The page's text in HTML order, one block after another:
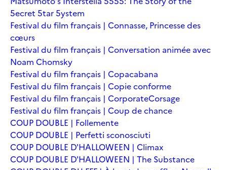
5ecret 5tar 5ystem
Festival du film français | Connasse, Princesse des
cœurs
Festival du film français | Conversation animée avec
Noam Chomsky
Festival du film français | Copacabana
Festival du film français | Copie conforme
Festival du film français | CorporateCorsage
Festival du film français | Coup de chance
COUP DOUBLE | Follemente
COUP DOUBLE | Perfetti sconosciuti
COUP DOUBLE D'HALLOWEEN | Climax
COUP DOUBLE D'HALLOWEEN | The Substance